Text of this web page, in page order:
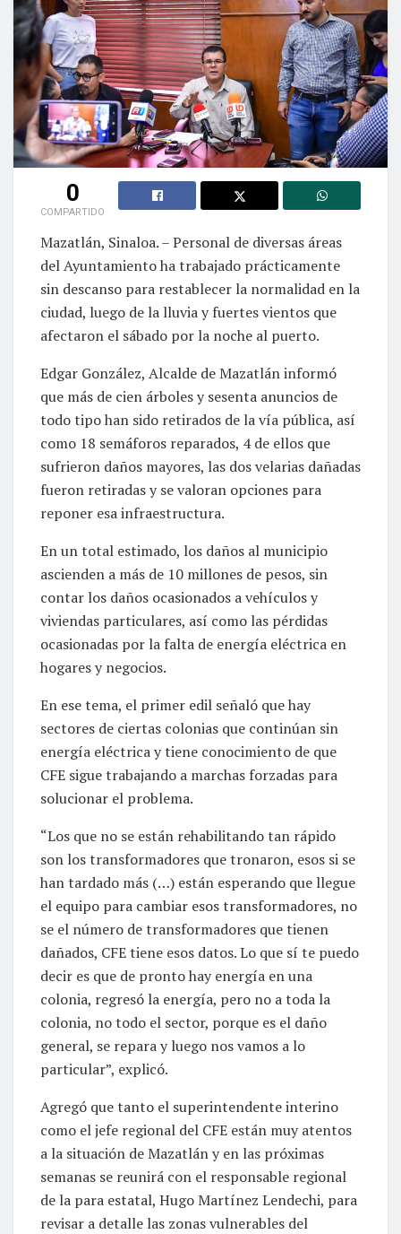
0
COMPARTIDO
Mazatlán, Sinaloa. – Personal de diversas áreas
del Ayuntamiento ha trabajado prácticamente
sin descanso para restablecer la normalidad en la
ciudad, luego de la lluvia y fuertes vientos que
afectaron el sábado por la noche al puerto.
Edgar González, Alcalde de Mazatlán informó
que más de cien árboles y sesenta anuncios de
todo tipo han sido retirados de la vía pública, así
como 18 semáforos reparados, 4 de ellos que
sufrieron daños mayores, las dos velarias dañadas
fueron retiradas y se valoran opciones para
reponer esa infraestructura.
En un total estimado, los daños al municipio
ascienden a más de 10 millones de pesos, sin
contar los daños ocasionados a vehículos y
viviendas particulares, así como las pérdidas
ocasionadas por la falta de energía eléctrica en
hogares y negocios.
En ese tema, el primer edil señaló que hay
sectores de ciertas colonias que continúan sin
energía eléctrica y tiene conocimiento de que
CFE sigue trabajando a marchas forzadas para
solucionar el problema.
“Los que no se están rehabilitando tan rápido
son los transformadores que tronaron, esos si se
han tardado más (…) están esperando que llegue
el equipo para cambiar esos transformadores, no
se el número de transformadores que tienen
dañados, CFE tiene esos datos. Lo que sí te puedo
decir es que de pronto hay energía en una
colonia, regresó la energía, pero no a toda la
colonia, no todo el sector, porque es el daño
general, se repara y luego nos vamos a lo
particular”, explicó.
Agregó que tanto el superintendente interino
como el jefe regional del CFE están muy atentos
a la situación de Mazatlán y en las próximas
semanas se reunirá con el responsable regional
de la para estatal, Hugo Martínez Lendechi, para
revisar a detalle las zonas vulnerables del